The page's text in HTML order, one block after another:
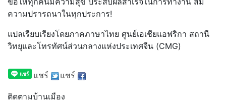
ความปรารถนาในทุกประการ!
แปลเรียบเรียงโดยภาคภาษาไทย ศูนย์เอเชียแอฟริกา สถานี
วิทยุและโทรทัศน์ส่วนกลางแห่งประเทศจีน (CMG)
แชร์ แชร์
ติดตามบ้านเมือง